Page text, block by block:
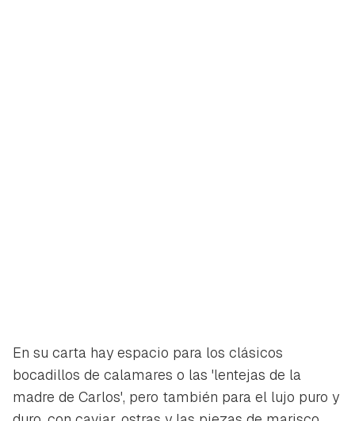
En su carta hay espacio para los clásicos
bocadillos de calamares o las 'lentejas de la
madre de Carlos', pero también para el lujo puro y